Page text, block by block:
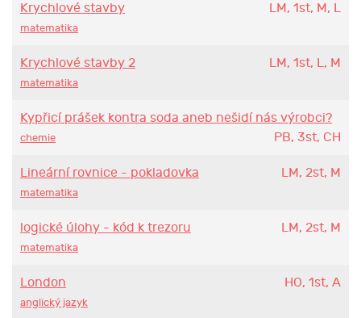
Krychlové stavby LM, 1st, M, L
matematika
Krychlové stavby 2 LM, 1st, L, M
matematika
Kypřicí prášek kontra soda aneb nešidí nás výrobci?
PB, 3st, CH
chemie
Lineární rovnice - pokladovka LM, 2st, M
matematika
logické úlohy - kód k trezoru LM, 2st, M
matematika
London HO, 1st, A
anglický jazyk